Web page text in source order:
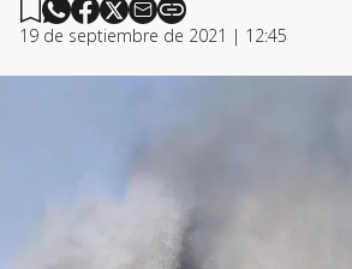
19 de septiembre de 2021 | 12:45